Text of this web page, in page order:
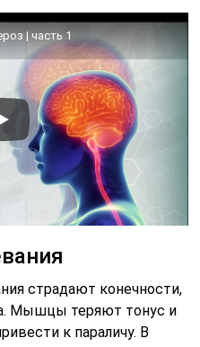
| часть 1
страдают конечности,
Мышцы теряют тонус и
к параличу. В